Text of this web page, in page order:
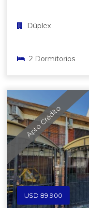
Dúplex
2 Dormitorios
Apto Crédito
USD 89.900